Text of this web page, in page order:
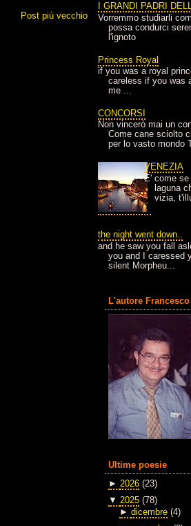
Post più vecchio
I GRANDI PADRI
Vorremmo studiarli
possa condurci
l'ignoto
Princess Royal
if you was a royal
careless if you was
me ...
CONCORSI
Non vincerò mai un
Come cane sciolto
per lo vasto mondo
VENEZIA
E' come
laguna
vizia,
the night went down..
and he saw you fall
you and I caressed
silent Morpheu...
L'autore
Ultime poesie
► 2026 (23)
▼ 2025 (78)
► dicembre (4)